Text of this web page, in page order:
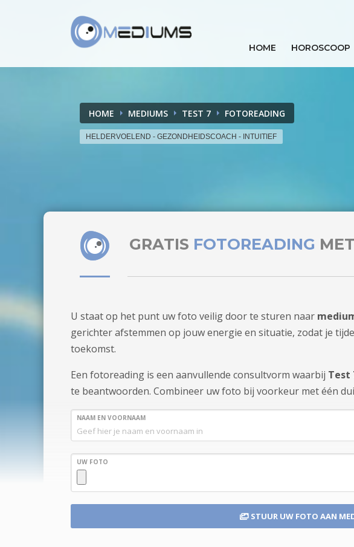
HOME HOROSCOOP
HOME MEDIUMS TEST 7 FOTOREADING
HELDERVOELEND - GEZONDHEIDSCOACH - INTUITIEF
GRATIS FOTOREADING
U staat op het punt uw foto veilig door te sturen naar
gerichter afstemmen op jouw energie en situatie, zodat je
toekomst.
Een fotoreading is een aanvullende consultvorm waarbij Test
te beantwoorden. Combineer uw foto bij voorkeur met één
NAAM EN VOORNAAM
UW FOTO
STUUR UW FOTO AAN